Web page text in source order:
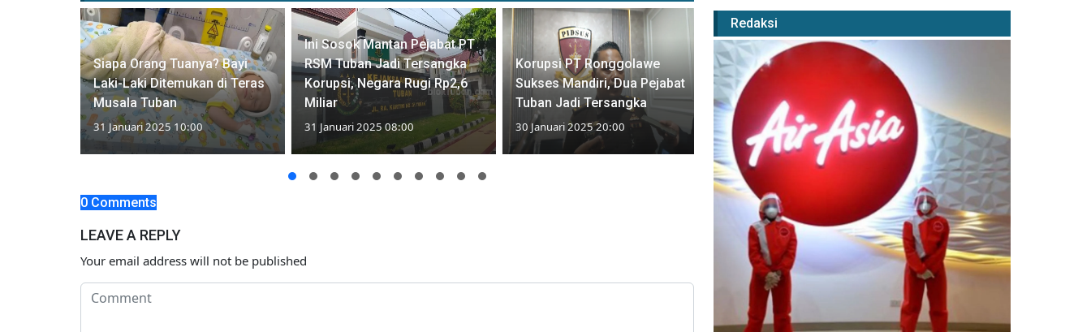
Siapa Orang Tuanya? Bayi
Laki-Laki Ditemukan di Teras
Musala Tuban
31 Januari 2025 10:00
Ini Sosok Mantan Pejabat PT
RSM Tuban Jadi Tersangka
Korupsi, Negara Rugi Rp2,6
Miliar
31 Januari 2025 08:00
Korupsi PT Ronggolawe
Sukses Mandiri, Dua Pejabat
Tuban Jadi Tersangka
30 Januari 2025 20:00
0 Comments
LEAVE A REPLY
Your email address will not be published
Redaksi